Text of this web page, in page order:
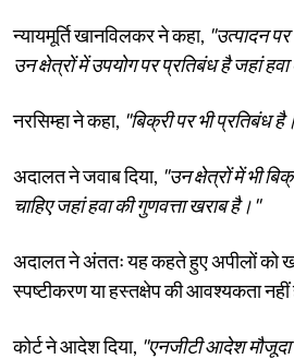
न्यायमूर्ति खानविलकर ने कहा, "उत्पादन
उन क्षेत्रों में उपयोग पर प्रतिबंध है जहां
नरसिम्हा ने कहा, "बिक्री पर भी प्रतिबंध
अदालत ने जवाब दिया, "उन क्षेत्रों में भी
चाहिए जहां हवा की गुणवत्ता खराब है।"
अदालत ने अंततः यह कहते हुए अपीलों को
स्पष्टीकरण या हस्तक्षेप की आवश्यकता नहीं
कोर्ट ने आदेश दिया, "एनजीटी आदेश मौजूदा